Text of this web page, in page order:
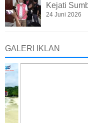
Kejati
24 Juni 2026
GALERI IKLAN